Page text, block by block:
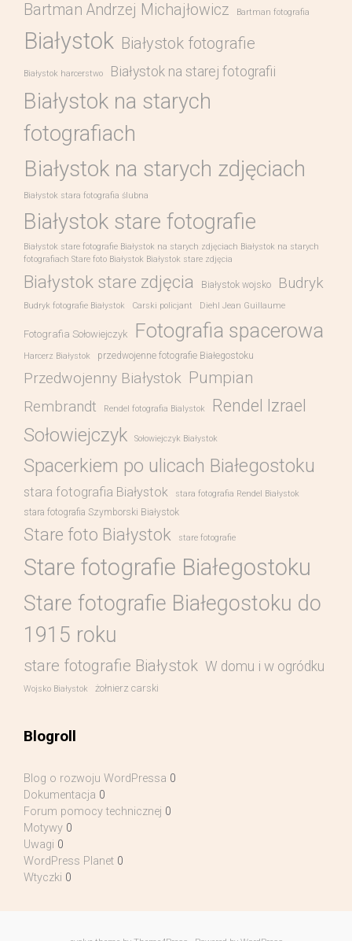
Bartman Andrzej Michajłowicz Bartman fotografia
Białystok Białystok fotografie
Białystok harcerstwo Białystok na starej fotografii
Białystok na starych
fotografiach
Białystok na starych zdjęciach
Białystok stara fotografia ślubna
Białystok stare fotografie
Białystok stare fotografie Białystok na starych zdjęciach Białystok na starych
fotografiach Stare foto Białystok Białystok stare zdjęcia
Białystok stare zdjęcia Białystok wojsko Budryk
Budryk fotografie Białystok Carski policjant Diehl Jean Guillaume
Fotografia Sołowiejczyk Fotografia spacerowa
Harcerz Białystok przedwojenne fotografie Białegostoku
Przedwojenny Białystok Pumpian
Rembrandt Rendel fotografia Bialystok Rendel Izrael
Sołowiejczyk Sołowiejczyk Białystok
Spacerkiem po ulicach Białegostoku
stara fotografia Białystok stara fotografia Rendel Białystok
stara fotografia Szymborski Białystok
Stare foto Białystok stare fotografie
Stare fotografie Białegostoku
Stare fotografie Białegostoku do
1915 roku
stare fotografie Białystok W domu i w ogródku
Wojsko Białystok żołnierz carski
Blogroll
Blog o rozwoju WordPressa 0
Dokumentacja 0
Forum pomocy technicznej 0
Motywy 0
Uwagi 0
WordPress Planet 0
Wtyczki 0